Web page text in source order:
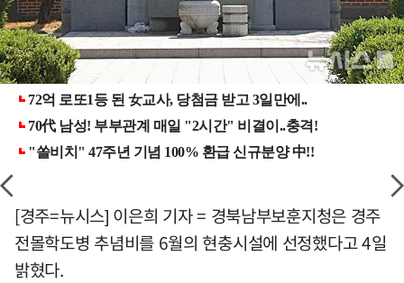
[경주=뉴시스] 이은희 기자 = 경북남부보훈지청은 경주
전몰학도병 추념비를 6월의 현충시설에 선정했다고 4일
밝혔다.